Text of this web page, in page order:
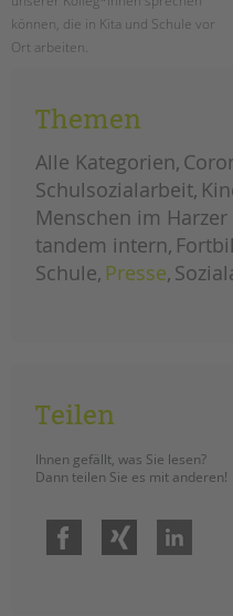
können, die in Kita und Schule vor
Ort arbeiten.
harzer
kiez:
fotoprojekt
im
norden
neuköllns
geht
weiter!
Themen
Alle Kategorien
Schulsozialarbeit
Menschen im Harzer
tandem intern
Schule Presse
Teilen
Ihnen gefällt, was Sie lesen?
Dann teilen Sie es mit anderen!
Facebook